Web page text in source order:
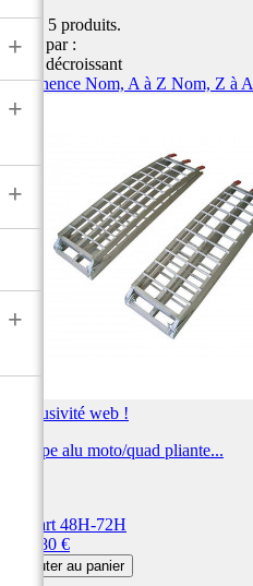
+
+
+
+
Il y a 5 produits.
Trier par :
Prix, décroissant
Pertinence Nom, A à Z Nom, Z à A
Exclusivité web !
Rampe alu moto/quad pliante...
Départ 48H-72H
286,80 €
Ajouter au panier